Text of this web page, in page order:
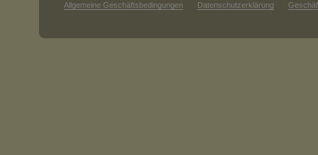
Allgemeine Geschäftsbedingungen Datenschutzerklärung